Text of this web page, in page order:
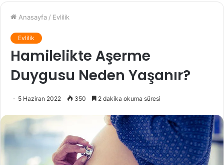
Anasayfa / Evlilik
Evlilik
Hamilelikte Aşerme
Duygusu Neden Yaşanır?
5 Haziran 2022 350 2 dakika okuma süresi